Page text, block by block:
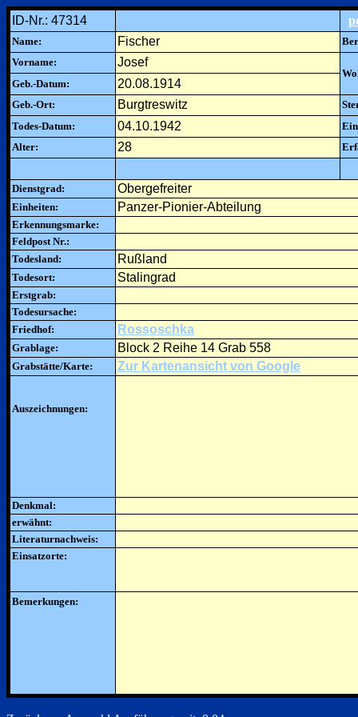
ID-Nr.: 47314
Name: Fischer
Vorname:
Josef
Geb.-Datum:
20.08.1914
Geb.-Ort: Burgtreswitz
Todes-Datum:
04.10.1942
Alter:
28
Dienstgrad: Obergefreiter
Einheiten: Panzer-Pionier-Abteilung
Erkennungsmarke:
Feldpost Nr.:
Todesland:
Rußland
Todesort: Stalingrad
Erstgrab:
Todesursache:
Friedhof:
Rossoschka
Grablage: Block 2 Reihe 14 Grab 558
Grabstätte/Karte: Zur Kartenansicht von Google
Auszeichnungen:
Denkmal:
erwähnt:
Literaturnachweis:
Einsatzorte:
Bemerkungen: